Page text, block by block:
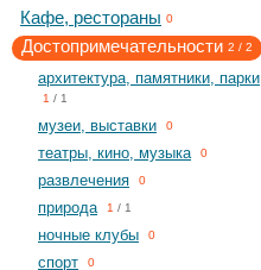
Кафе, рестораны 0
Достопримечательности 2 / 2
архитектура, памятники, парки
1 / 1
музеи, выставки 0
театры, кино, музыка 0
развлечения 0
природа 1 / 1
ночные клубы 0
спорт 0